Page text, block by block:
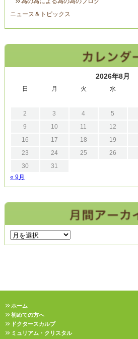
ニュース＆トピックス
2026年8月
日 月 火 水
2
3 4 5
9
10 11 12
16
17 18 19
23
24 25 26
30
31
« 9月
ホーム
初めての方へ
ドクタースカルプ
ミュリアム・クリスタル